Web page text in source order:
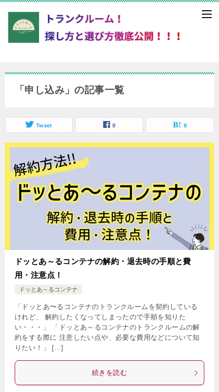
「申し込み」の記事一覧
Tweet 0 0
ドッとあ～るコンテナの解約・退去時の手順と費
用・注意点！
ドッとあ～るコンテナ
「ドッとあ〜るコンテナのトランクルームを契約している
けれど、 解約したくなってしまったので手順を知りた
い・・・」 「ドッとあ～るコンテナのトランクルームの解
約をする際に 注意したい点や、必要な費用などについて知
りたい！」 […]
続きを読む